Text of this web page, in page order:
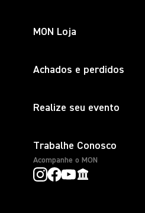
MON Loja
Achados e perdidos
Realize seu evento
Trabalhe Conosco
Acompanhe o MON